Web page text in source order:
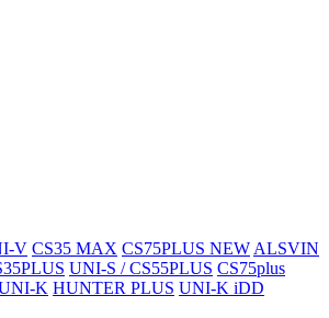
V CS35 MAX CS75PLUS NEW ALSVIN
UNI-S / CS55PLUS CS75plus
K HUNTER PLUS UNI-K iDD